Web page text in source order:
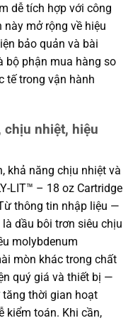
dễ tích hợp với công
mở rộng về hiệu
bảo quản và bài
bộ phận mua hàng so
tế trong vận hành
chịu nhiệt, hiệu
khả năng chịu nhiệt và
LIT™ – 18 oz Cartridge
thông tin nhập liệu —
dầu bôi trơn siêu chịu
molybdenum
mòn khác trong chất
quý giá và thiết bị —
thời gian hoạt
kiểm toán. Khi cần,